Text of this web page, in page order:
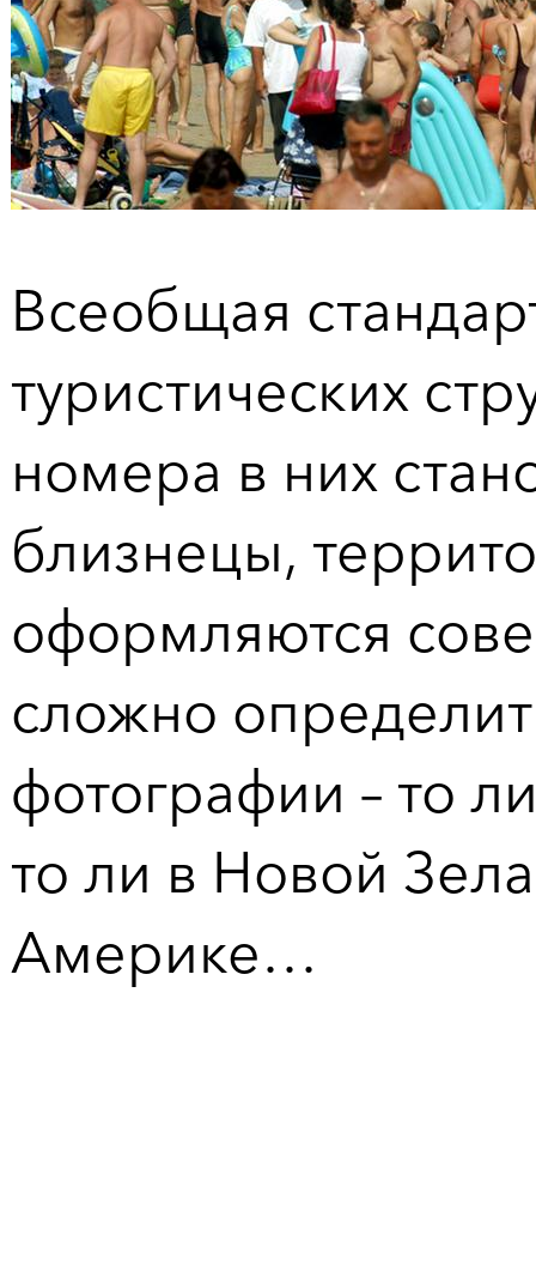
Всеобщая
туристических
номера в них
близнецы,
оформляются
сложно
фотографии – то
то ли в Новой
Америке…